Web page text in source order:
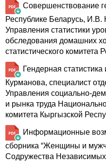
Совершенствование
Республике Беларусь,
Управления статистики
обследования домашних
статистического комитета
Гендерная
Курманова, специалист
Управления социально-
и рынка труда
комитета Кыргызской
Информационные
сборника “Женщины и
Содружества Независимых